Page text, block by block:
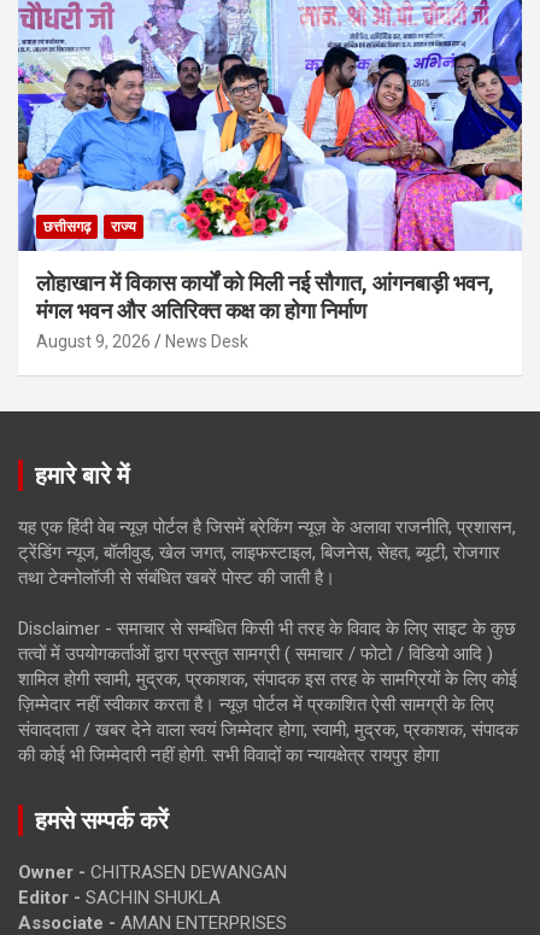
छत्तीसगढ़ राज्य
लोहाखान में विकास कार्यों को मिली नई सौगात, आंगनबाड़ी भवन,
मंगल भवन और अतिरिक्त कक्ष का होगा निर्माण
August 9, 2026 News Desk
हमारे बारे में
यह एक हिंदी वेब न्यूज़ पोर्टल है जिसमें ब्रेकिंग न्यूज़ के अलावा राजनीति, प्रशासन,
ट्रेंडिंग न्यूज, बॉलीवुड, खेल जगत, लाइफस्टाइल, बिजनेस, सेहत, ब्यूटी, रोजगार
तथा टेक्नोलॉजी से संबंधित खबरें पोस्ट की जाती है।
Disclaimer - समाचार से सम्बंधित किसी भी तरह के विवाद के लिए साइट के कुछ
तत्वों में उपयोगकर्ताओं द्वारा प्रस्तुत सामग्री ( समाचार / फोटो / विडियो आदि )
शामिल होगी स्वामी, मुद्रक, प्रकाशक, संपादक इस तरह के सामग्रियों के लिए कोई
ज़िम्मेदार नहीं स्वीकार करता है। न्यूज़ पोर्टल में प्रकाशित ऐसी सामग्री के लिए
संवाददाता / खबर देने वाला स्वयं जिम्मेदार होगा, स्वामी, मुद्रक, प्रकाशक, संपादक
की कोई भी जिम्मेदारी नहीं होगी. सभी विवादों का न्यायक्षेत्र रायपुर होगा
हमसे सम्पर्क करें
Owner - CHITRASEN DEWANGAN
Editor - SACHIN SHUKLA
Associate - AMAN ENTERPRISES